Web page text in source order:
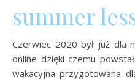
summer
Czerwiec 2020 był już dla nas kolejnym miesiącem pracy
online dzięki czemu
wakacyjna przygotowana